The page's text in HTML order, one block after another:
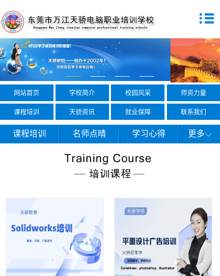
网站首页 学校简介 校园风采 师资力量
课程培训 天骄资讯 就业保障 联系我们
课程培训 名师点晴 学习心得 更多